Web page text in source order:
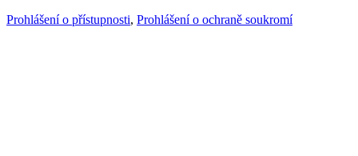
Prohlášení o přístupnosti, Prohlášení o ochraně soukromí